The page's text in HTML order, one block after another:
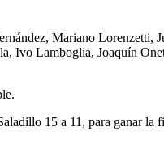
Mariano Lorenzetti,
Ivo Lamboglia, Joaquín
15 a 11, para ganar la